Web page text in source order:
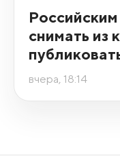
снимать из
вчера, 18:14